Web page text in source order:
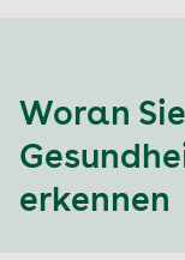
Woran
erkennen